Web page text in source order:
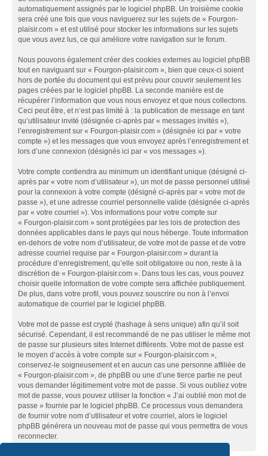
automatiquement assignés par le logiciel phpBB. Un troisième cookie
sera créé une fois que vous naviguerez sur les sujets de « Fourgon-
plaisir.com » et est utilisé pour stocker les informations sur les sujets
que vous avez lus, ce qui améliore votre navigation sur le forum.
Nous pouvons également créer des cookies externes au logiciel phpBB
tout en naviguant sur « Fourgon-plaisir.com », bien que ceux-ci soient
hors de portée du document qui est prévu pour couvrir seulement les
pages créées par le logiciel phpBB. La seconde manière est de
récupérer l’information que vous nous envoyez et que nous collectons.
Ceci peut être, et n’est pas limité à : la publication de message en tant
qu’utilisateur invité (désignée ci-après par « messages invités »),
l’enregistrement sur « Fourgon-plaisir.com » (désignée ici par « votre
compte ») et les messages que vous envoyez après l’enregistrement et
lors d’une connexion (désignés ici par « vos messages »).
Votre compte contiendra au minimum un identifiant unique (désigné ci-
après par « votre nom d’utilisateur »), un mot de passe personnel utilisé
pour la connexion à votre compte (désigné ci-après par « votre mot de
passe »), et une adresse courriel personnelle valide (désignée ci-après
par « votre courriel »). Vos informations pour votre compte sur
« Fourgon-plaisir.com » sont protégées par les lois de protection des
données applicables dans le pays qui nous héberge. Toute information
en-dehors de votre nom d’utilisateur, de votre mot de passe et de votre
adresse courriel requise par « Fourgon-plaisir.com » durant la
procédure d’enregistrement, qu’elle soit obligatoire ou non, reste à la
discrétion de « Fourgon-plaisir.com ». Dans tous les cas, vous pouvez
choisir quelle information de votre compte sera affichée publiquement.
De plus, dans votre profil, vous pouvez souscrire ou non à l’envoi
automatique de courriel par le logiciel phpBB.
Votre mot de passe est crypté (hashage à sens unique) afin qu’il soit
sécurisé. Cependant, il est recommandé de ne pas utiliser le même mot
de passe sur plusieurs sites Internet différents. Votre mot de passe est
le moyen d’accès à votre compte sur « Fourgon-plaisir.com »,
conservez-le soigneusement et en aucun cas une personne affiliée de
« Fourgon-plaisir.com », de phpBB ou une d’une tierce partie ne peut
vous demander légitimement votre mot de passe. Si vous oubliez votre
mot de passe, vous pouvez utiliser la fonction « J’ai oublié mon mot de
passe » fournie par le logiciel phpBB. Ce processus vous demandera
de fournir votre nom d’utilisateur et votre courriel, alors le logiciel
phpBB générera un nouveau mot de passe qui vous permettra de vous
reconnecter.